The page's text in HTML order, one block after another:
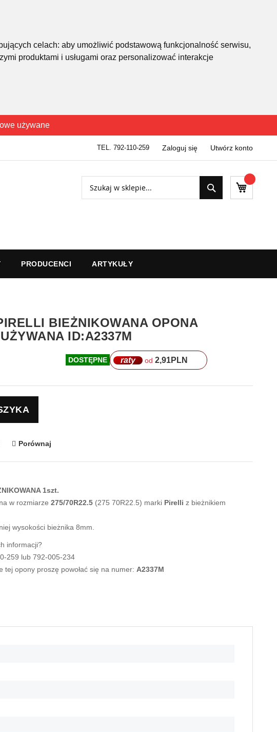
celach: aby umożliwić podstawową funkcjonalność serwisu,
produktami i usługami oraz personalizować interakcje
używane
TEL. 792-110-259 Zaloguj się Utwórz konto
Mój
Szukaj
PRODUCENCI ARTYKUŁY
BIEŻNIKOWANA OPONA
ID:A2337M
DOSTĘPNE raty od 2,91PLN
Porównaj
1szt.
w rozmiarze 275/70R22.5 (275 70R22.5) marki Pirelli z bieżnikiem
wysokości bieżnika 8mm.
informacji?
259 lub 792-005-234
tej opony proszę powołać się na numer: A2337M